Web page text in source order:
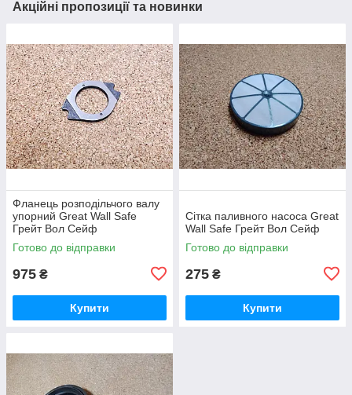
Акційні пропозиції та новинки
Фланець розподільчого валу
упорний Great Wall Safe
Грейт Вол Сейф
Готово до відправки
975 ₴
Купити
Сітка паливного насоса Great
Wall Safe Грейт Вол Сейф
Готово до відправки
275 ₴
Купити